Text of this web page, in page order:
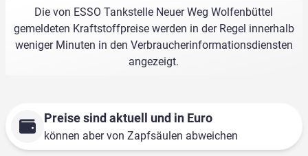
Die von ESSO Tankstelle Neuer Weg Wolfenbüttel
gemeldeten Kraftstoffpreise werden in der Regel innerhalb
weniger Minuten in den Verbraucherinformationsdiensten
angezeigt.
Preise sind aktuell und in Euro
können aber von Zapfsäulen abweichen